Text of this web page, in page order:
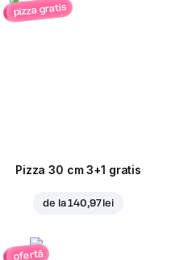
pizza gratis
Pizza 30 cm 3+1 gratis
de la140,97 lei
ofertă